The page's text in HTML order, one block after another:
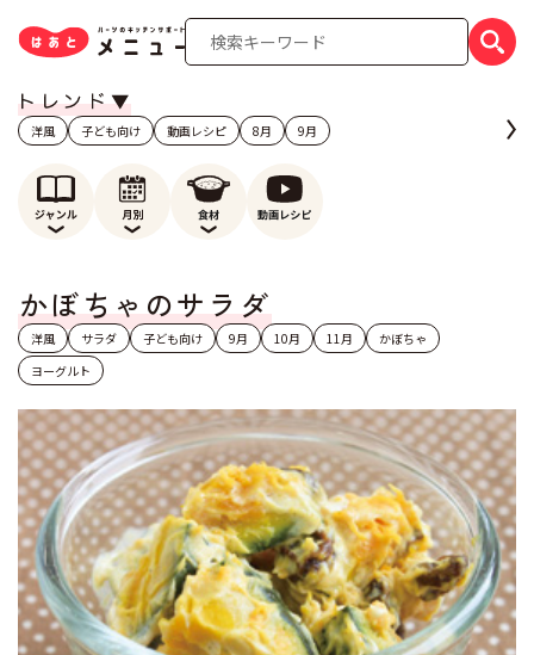
洋風 子ども向け 動画レシピ 8月 9月
かぼちゃのサラダ
洋風 サラダ 子ども向け 9月 10月 11月
かぼちゃ
ヨーグルト